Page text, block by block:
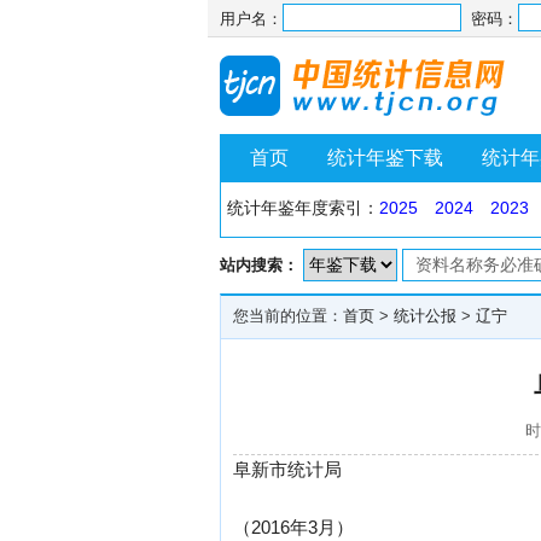
用户名： 密码：
首页 统计年鉴下载 统计
统计年鉴年度索引： 2025 2024 2023
站内搜索：
您当前的位置： 首页 > 统计公报 > 辽宁
阜新市统计局
（2016年3月）